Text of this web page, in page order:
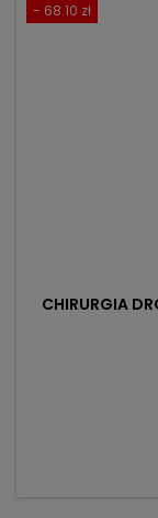
- 68.10 zł
CHIRURGIA